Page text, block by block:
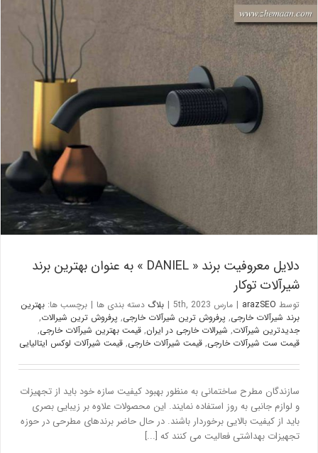
دلایل معروفیت برند « DANIEL » به عنوان بهترین برند شیرآلات توکار
بلاگ
دلایل معروفیت برند « DANIEL » به عنوان بهترین برند
شیرآلات توکار
توسطarazSEO
| مارس 5th, 2023 | بلاگدسته بندی ها برچسب ها: بهترین
برند شیرآلات خارجی,پرفروش ترین شیرآلات خارجی,پرفروش ترین شیرالات,
جدیدترین شیرآلات,شیرالات خارجی در ایران,قیمت بهترین شیرآلات خارجی,
قیمت ست شیرآلات خارجی,قیمت شیرآلات خارجی,قیمت شیرآلات لوکس ایتالیایی
سازندگان مطرح ساختمانی به منظور بهبود کیفیت سازه خود باید از تجهیزات
و لوازم جانبی به روز استفاده نمایند. این محصولات علاوه بر زیبایی بصری
باید از کیفیت بالایی برخوردار باشند. در حال حاضر برندهای مطرحی در حوزه
تجهیزات بهداشتی فعالیت می کنند که [...]